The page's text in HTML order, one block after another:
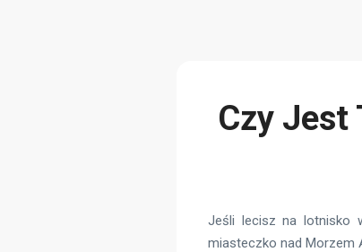
Czy Jest
Jeśli lecisz na lotnisko
miasteczko nad Morzem